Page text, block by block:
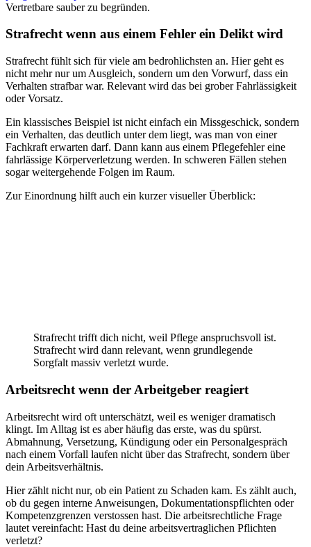
Vertretbare sauber zu begründen.
Strafrecht wenn aus einem Fehler ein Delikt wird
Strafrecht fühlt sich für viele am bedrohlichsten an. Hier geht es
nicht mehr nur um Ausgleich, sondern um den Vorwurf, dass ein
Verhalten strafbar war. Relevant wird das bei grober Fahrlässigkeit
oder Vorsatz.
Ein klassisches Beispiel ist nicht einfach ein Missgeschick, sondern
ein Verhalten, das deutlich unter dem liegt, was man von einer
Fachkraft erwarten darf. Dann kann aus einem Pflegefehler eine
fahrlässige Körperverletzung werden. In schweren Fällen stehen
sogar weitergehende Folgen im Raum.
Zur Einordnung hilft auch ein kurzer visueller Überblick:
Strafrecht trifft dich nicht, weil Pflege anspruchsvoll ist.
Strafrecht wird dann relevant, wenn grundlegende
Sorgfalt massiv verletzt wurde.
Arbeitsrecht wenn der Arbeitgeber reagiert
Arbeitsrecht wird oft unterschätzt, weil es weniger dramatisch
klingt. Im Alltag ist es aber häufig das erste, was du spürst.
Abmahnung, Versetzung, Kündigung oder ein Personalgespräch
nach einem Vorfall laufen nicht über das Strafrecht, sondern über
dein Arbeitsverhältnis.
Hier zählt nicht nur, ob ein Patient zu Schaden kam. Es zählt auch,
ob du gegen interne Anweisungen, Dokumentationspflichten oder
Kompetenzgrenzen verstossen hast. Die arbeitsrechtliche Frage
lautet vereinfacht: Hast du deine arbeitsvertraglichen Pflichten
verletzt?